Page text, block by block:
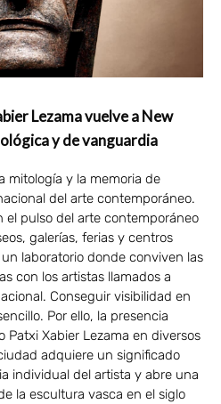
Lezama vuelve a New
y de vanguardia
mitología y la memoria de
del arte contemporáneo.
el pulso del arte contemporáneo
galerías, ferias y centros
laboratorio donde conviven las
con los artistas llamados a
Conseguir visibilidad en
Por ello, la presencia
Patxi Xabier Lezama en diversos
adquiere un significado
individual del artista y abre una
la escultura vasca en el siglo